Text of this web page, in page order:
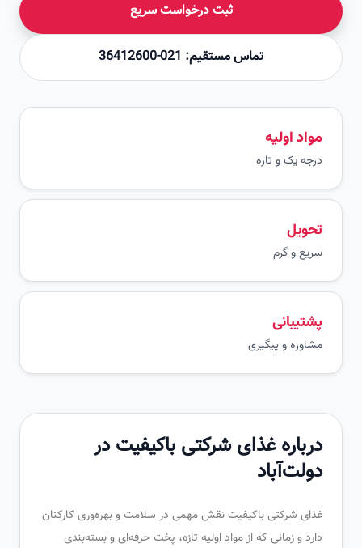
ثبت درخواست سریع
تماس مستقیم: 021-36412600
مواد اولیه
درجه یک و تازه
سریع و گرم
پشتیبانی
مشاوره و پیگیری
درباره غذای شرکتی باکیفیت در
دولت‌آباد
غذای شرکتی باکیفیت نقش مهمی در سلامت و بهره‌وری کارکنان
دارد و زمانی که از مواد اولیه تازه، پخت حرفه‌ای و بسته‌بندی